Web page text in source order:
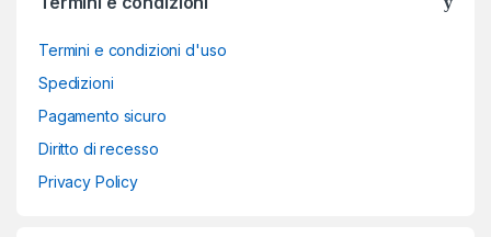
Termini e condizioni d'uso
Spedizioni
Pagamento sicuro
Diritto di recesso
Privacy Policy